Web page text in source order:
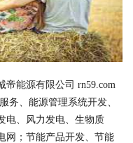
帝能源有限公司 rn59.com
务、能源管理系统开发、
电、风力发电、生物质
网；节能产品开发、节能